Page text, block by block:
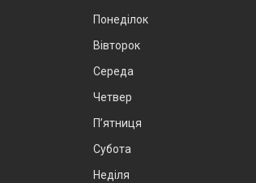
Понеділок
Вівторок
Середа
Четвер
Пʼятниця
Субота
Неділя